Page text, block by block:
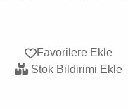
Favorilere Ekle
Stok Bildirimi Ekle